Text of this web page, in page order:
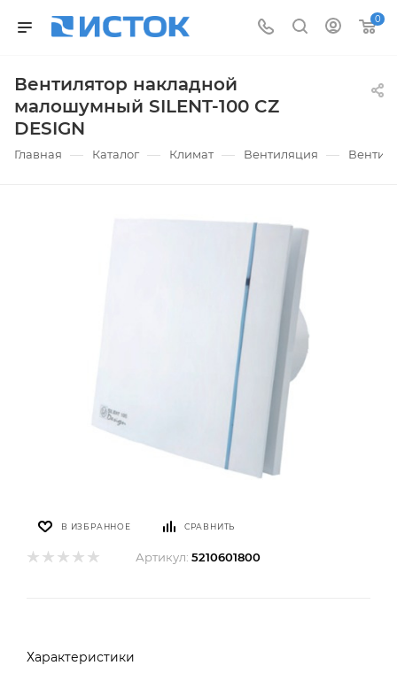
0
Вентилятор накладной
малошумный SILENT-100 CZ
DESIGN
Главная — Каталог — Климат — Вентиляция —
В ИЗБРАННОЕ СРАВНИТЬ
Артикул: 5210601800
Характеристики